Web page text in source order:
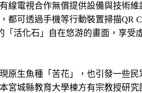
線電視合作無償提供設備與技術維
都可透過手機等行動裝置掃描QR
「活化石」自在悠游的畫面，享受
原生魚種「苦花」，也引發一些民
宮城縣教育大學棟方有宗教授研究